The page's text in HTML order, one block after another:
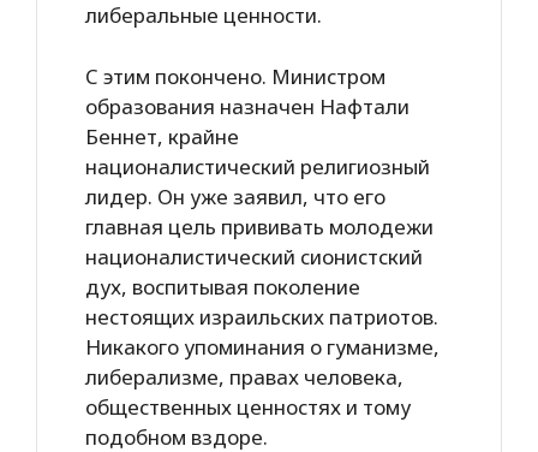
либеральные ценности.
C этим покончено. Министром
образования назначен Нафтали
Беннет, крайне
националистический религиозный
лидер. Он уже заявил, что его
главная цель прививать молодежи
националистический сионистский
дух, воспитывая поколение
нестоящих израильских патриотов.
Никакого упоминания о гуманизме,
либерализме, правах человека,
общественных ценностях и тому
подобном вздоре.